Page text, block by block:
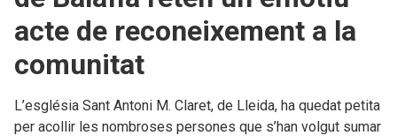
acte de reconeixement a la
comunitat
L’església Sant Antoni M. Claret, de Lleida, ha quedat petita
per acollir les nombroses persones que s’han volgut sumar